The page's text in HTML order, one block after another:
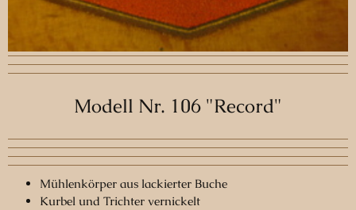
Modell Nr. 106 "Record"
Mühlenkörper aus lackierter Buche
Kurbel und Trichter vernickelt